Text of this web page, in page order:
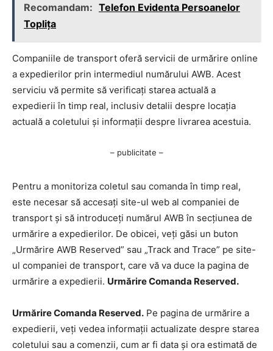
Recomandam: Telefon Evidenta Persoanelor
Toplița
Companiile de transport oferă servicii de urmărire online
a expedierilor prin intermediul numărului AWB. Acest
serviciu vă permite să verificați starea actuală a
expedierii în timp real, inclusiv detalii despre locația
actuală a coletului și informații despre livrarea acestuia.
– publicitate –
Pentru a monitoriza coletul sau comanda în timp real,
este necesar să accesați site-ul web al companiei de
transport și să introduceți numărul AWB în secțiunea de
urmărire a expedierilor. De obicei, veți găsi un buton
„Urmărire AWB Reserved” sau „Track and Trace” pe site-
ul companiei de transport, care vă va duce la pagina de
urmărire a expedierii. Urmărire Comanda Reserved.
Urmărire Comanda Reserved. Pe pagina de urmărire a
expedierii, veți vedea informații actualizate despre starea
coletului sau a comenzii, cum ar fi data și ora estimată de